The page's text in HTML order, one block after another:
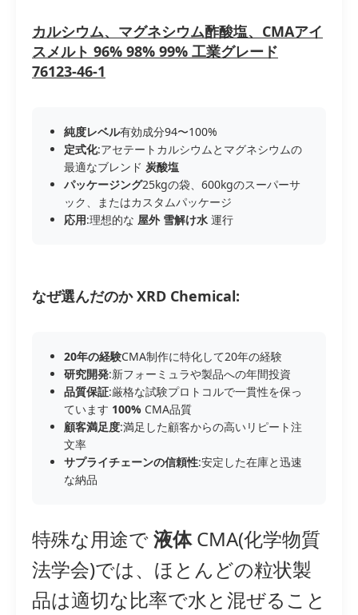
カルシウム、マグネシウム酢酸塩、CMAアイ
スメルト 96% 98% 99% 工業グレード
76123-46-1
純度レベル有効成分94〜100%
定式化:アセテートカルシウムとマグネシウムの
最適なブレンド 炭酸塩
パッケージング25kgの袋、600kgのスーパーサ
ック、またはカスタムパッケージ
応用:理想的な 屋外 雪解け水 運行
なぜ選んだのか XRD Chemical:
20年の経験CMA制作に特化して20年の経験
研究開発:新フォーミュラや製品への年間投資
品質保証:厳格な試験プロトコルで一貫性を保っ
ています 100% CMA品質
顧客満足度:満足した顧客からの高いリピート注
文率
サプライチェーンの信頼性:安定した在庫と迅速
な納品
特殊な用途で液体CMA(化学物質
法学会)では、ほとんどの粒状製
品は適切な比率で水と混ぜること